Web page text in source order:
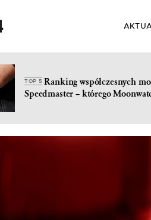
TOP 5Ranking współczesnych
Speedmaster – którego